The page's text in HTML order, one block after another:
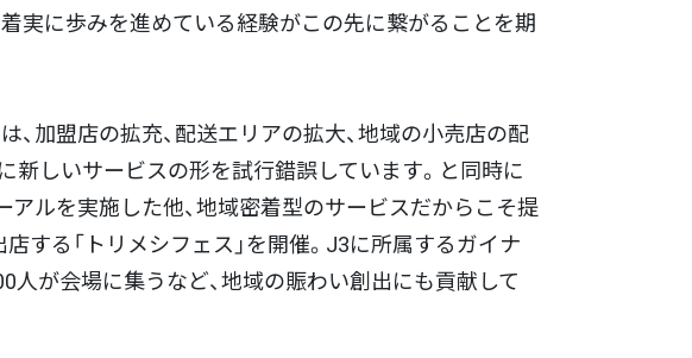
実に歩みを進めている経験がこの先に繋がることを期
、加盟店の拡充、配送エリアの拡大、地域の小売店の配
新しいサービスの形を試行錯誤しています。と同時に
ルを実施した他、地域密着型のサービスだからこそ提
する「トリメシフェス」を開催。J3に所属するガイナ
人が会場に集うなど、地域の賑わい創出にも貢献して